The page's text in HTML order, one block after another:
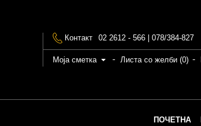
Контакт 02 2612 - 566 | 078/384-827
Моја сметка Листа со желби (0)
ПОЧЕТНА